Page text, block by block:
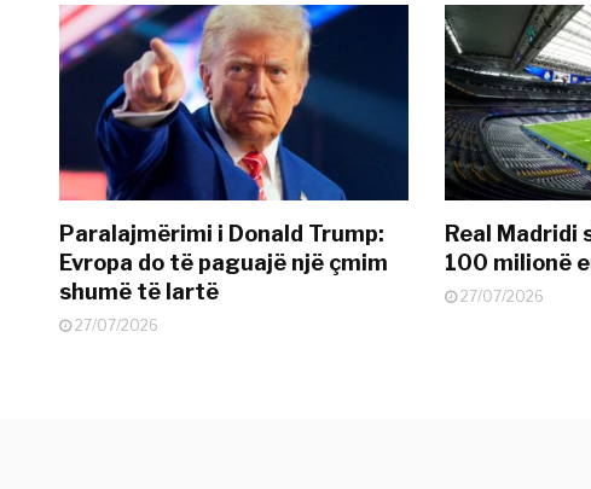
Paralajmërimi i Donald Trump:
Evropa do të paguajë një çmim
shumë të lartë
27/07/2026
Real Madridi
100 milionë
27/07/2026